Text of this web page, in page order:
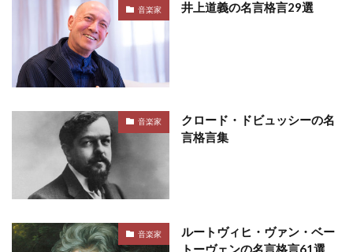
音楽家 井上道義の名言格言29選
音楽家
クロード・ドビュッシーの名
言格言集
音楽家
ルートヴィヒ・ヴァン・ベー
トーヴェンの名言格言61選